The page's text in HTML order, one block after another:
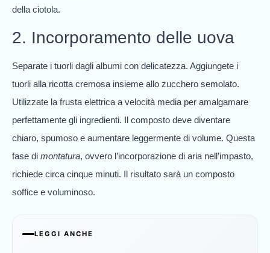
della ciotola.
2. Incorporamento delle uova
Separate i tuorli dagli albumi con delicatezza. Aggiungete i
tuorli alla ricotta cremosa insieme allo zucchero semolato.
Utilizzate la frusta elettrica a velocità media per amalgamare
perfettamente gli ingredienti. Il composto deve diventare
chiaro, spumoso e aumentare leggermente di volume. Questa
fase di montatura, ovvero l’incorporazione di aria nell’impasto,
richiede circa cinque minuti. Il risultato sarà un composto
soffice e voluminoso.
LEGGI ANCHE